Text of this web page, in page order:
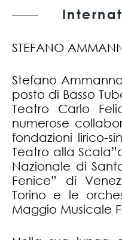
STEFANO
Stefano
posto di Basso
Teatro Carlo
numerose
fondazioni lirico-
Teatro alla
Nazionale di
Fenice” di
Torino e le
Maggio Musicale